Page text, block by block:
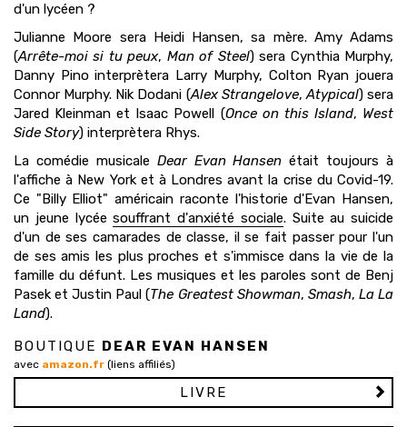
d'un lycéen ?
Julianne Moore sera Heidi Hansen, sa mère. Amy Adams
(Arrête-moi si tu peux, Man of Steel) sera Cynthia Murphy,
Danny Pino interprètera Larry Murphy, Colton Ryan jouera
Connor Murphy. Nik Dodani (Alex Strangelove,Atypical) sera
Jared Kleinman et Isaac Powell (Once on this Island, West
Side Story) interprètera Rhys.
La comédie musicale Dear Evan Hansen était toujours à
l'affiche à New York et à Londres avant la crise du Covid-19.
Ce "Billy Elliot" américain raconte l'historie d'Evan Hansen,
un jeune lycéesouffrant d'anxiété sociale. Suite au suicide
d'un de ses camarades de classe, il se fait passer pour l'un
de ses amis les plus proches et s'immisce dans la vie de la
famille du défunt. Les musiques et les paroles sont de Benj
Pasek et Justin Paul (The Greatest Showman, Smash, La La
Land).
BOUTIQUE DEAR EVAN HANSEN
avec amazon.fr (liens affiliés)
LIVRE